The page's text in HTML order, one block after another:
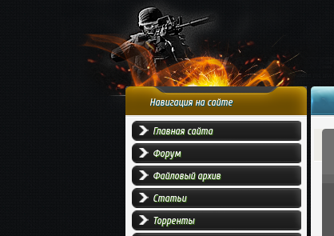
Навигация на сайте
Главная сайта
Форум
Файловый архив
Статьи
Торренты